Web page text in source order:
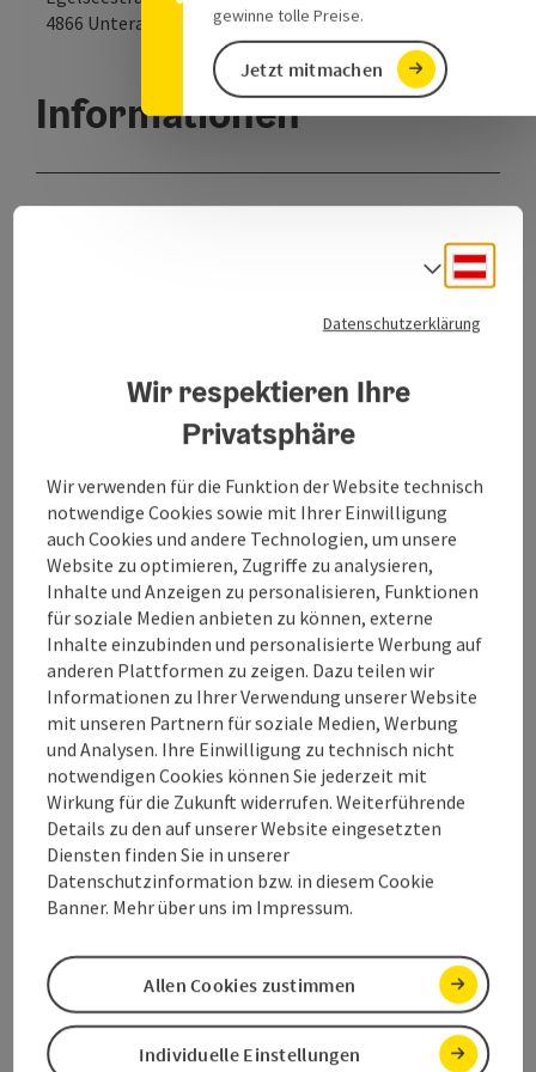
gewinne tolle Preise.
Jetzt mitmachen
4866 Unterach am Attersee
Informationen
Letzte Aktualisierung
08.08.2026 - 18:03
Copyright
Ferienhof Margarethengut,
www.margarethengut.at/
Beitrag merken
zum Merkzettel
PDF erstellen
Beitrag drucken
powered by TOURDATA
Datenschutzerklärung
Wir respektieren Ihre
Privatsphäre
Wir verwenden für die Funktion der Website technisch
notwendige Cookies sowie mit Ihrer Einwilligung
auch Cookies und andere Technologien, um unsere
Website zu optimieren, Zugriffe zu analysieren,
Inhalte und Anzeigen zu personalisieren, Funktionen
für soziale Medien anbieten zu können, externe
Inhalte einzubinden und personalisierte Werbung auf
anderen Plattformen zu zeigen. Dazu teilen wir
Informationen zu Ihrer Verwendung unserer Website
mit unseren Partnern für soziale Medien, Werbung
und Analysen. Ihre Einwilligung zu technisch nicht
notwendigen Cookies können Sie jederzeit mit
Wirkung für die Zukunft widerrufen. Weiterführende
Details zu den auf unserer Website eingesetzten
Diensten finden Sie in unserer
Datenschutzinformation bzw. in diesem Cookie
Banner. Mehr über uns im Impressum.
Individuelle Einstellungen
Allen Cookies zustimmen